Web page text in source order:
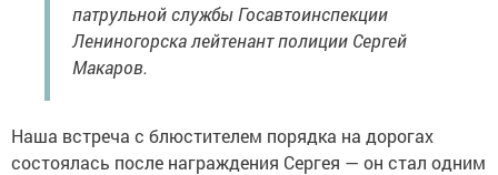
патрульной службы Госавтоинспекции
Лениногорска лейтенант полиции Сергей
Макаров.
Наша встреча с блюстителем порядка на дорогах
состоялась после награждения Сергея — он стал одним